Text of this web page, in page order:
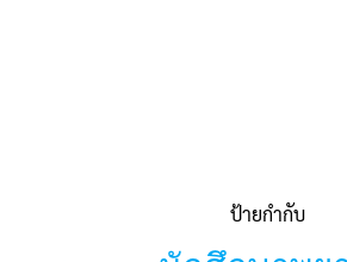
ป้ายกำกับ